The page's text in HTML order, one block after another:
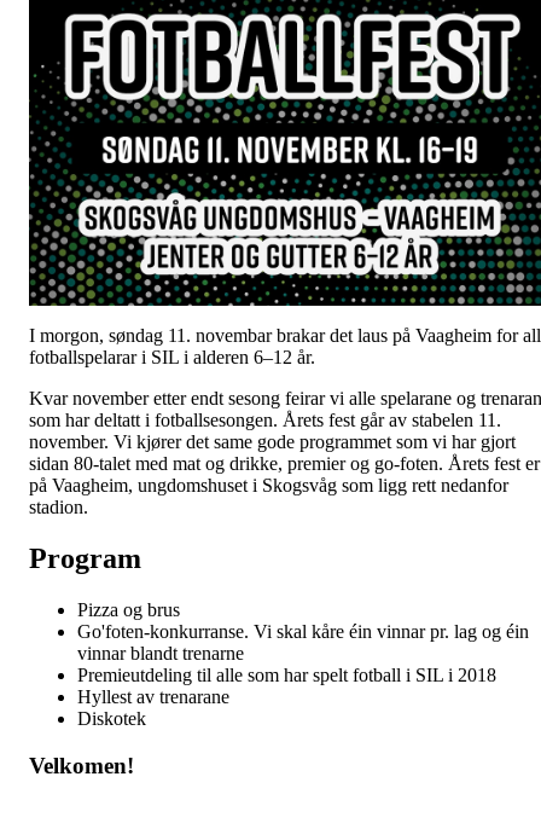
I morgon, søndag 11. novembar brakar det laus på Vaagheim for
fotballspelarar i SIL i alderen 6–12 år.
Kvar november etter endt sesong feirar vi alle spelarane og
som har deltatt i fotballsesongen. Årets fest går av stabelen 11.
november. Vi kjører det same gode programmet som vi har gjort
sidan 80-talet med mat og drikke, premier og go-foten. Årets fest er
på Vaagheim, ungdomshuset i Skogsvåg som ligg rett nedanfor
stadion.
Program
Pizza og brus
Go'foten-konkurranse. Vi skal kåre éin vinnar pr. lag og éin
vinnar blandt trenarne
Premieutdeling til alle som har spelt fotball i SIL i 2018
Hyllest av trenarane
Diskotek
Velkomen!